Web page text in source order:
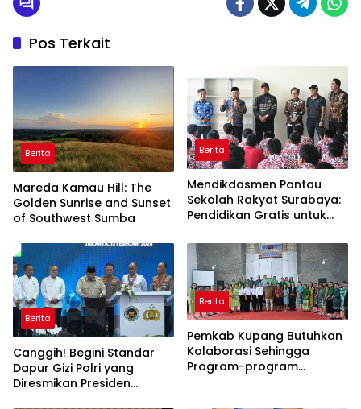
Pos Terkait
Berita
Mareda Kamau Hill: The
Golden Sunrise and Sunset
of Southwest Sumba
Berita
Mendikdasmen Pantau
Sekolah Rakyat Surabaya:
Pendidikan Gratis untuk
Berita
Canggih! Begini Standar
Dapur Gizi Polri yang
Diresmikan Presiden
Berita
Pemkab Kupang Butuhkan
Kolaborasi Sehingga
Program-program